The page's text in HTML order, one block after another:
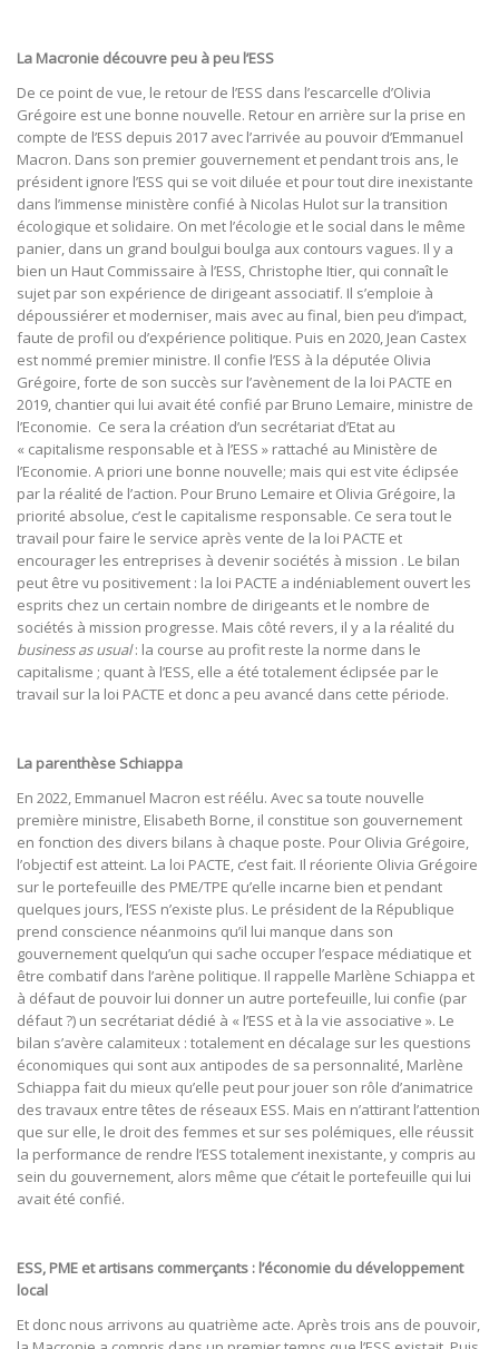
La Macronie découvre peu à peu l’ESS
De ce point de vue, le retour de l’ESS dans l’escarcelle d’Olivia
Grégoire est une bonne nouvelle. Retour en arrière sur la prise en
compte de l’ESS depuis 2017 avec l’arrivée au pouvoir d’Emmanuel
Macron. Dans son premier gouvernement et pendant trois ans, le
président ignore l’ESS qui se voit diluée et pour tout dire inexistante
dans l’immense ministère confié à Nicolas Hulot sur la transition
écologique et solidaire. On met l’écologie et le social dans le même
panier, dans un grand boulgui boulga aux contours vagues. Il y a
bien un Haut Commissaire à l’ESS, Christophe Itier, qui connaît le
sujet par son expérience de dirigeant associatif. Il s’emploie à
dépoussiérer et moderniser, mais avec au final, bien peu d’impact,
faute de profil ou d’expérience politique. Puis en 2020, Jean Castex
est nommé premier ministre. Il confie l’ESS à la députée Olivia
Grégoire, forte de son succès sur l’avènement de la loi PACTE en
2019, chantier qui lui avait été confié par Bruno Lemaire, ministre de
l’Economie. Ce sera la création d’un secrétariat d’Etat au
« capitalisme responsable et à l’ESS » rattaché au Ministère de
l’Economie. A priori une bonne nouvelle; mais qui est vite éclipsée
par la réalité de l’action. Pour Bruno Lemaire et Olivia Grégoire, la
priorité absolue, c’est le capitalisme responsable. Ce sera tout le
travail pour faire le service après vente de la loi PACTE et
encourager les entreprises à devenir sociétés à mission . Le bilan
peut être vu positivement : la loi PACTE a indéniablement ouvert les
esprits chez un certain nombre de dirigeants et le nombre de
sociétés à mission progresse. Mais côté revers, il y a la réalité du
business as usual: la course au profit reste la norme dans le
capitalisme ; quant à l’ESS, elle a été totalement éclipsée par le
travail sur la loi PACTE et donc a peu avancé dans cette période.
La parenthèse Schiappa
En 2022, Emmanuel Macron est réélu. Avec sa toute nouvelle
première ministre, Elisabeth Borne, il constitue son gouvernement
en fonction des divers bilans à chaque poste. Pour Olivia Grégoire,
l’objectif est atteint. La loi PACTE, c’est fait. Il réoriente Olivia Grégoire
sur le portefeuille des PME/TPE qu’elle incarne bien et pendant
quelques jours, l’ESS n’existe plus. Le président de la République
prend conscience néanmoins qu’il lui manque dans son
gouvernement quelqu’un qui sache occuper l’espace médiatique et
être combatif dans l’arène politique. Il rappelle Marlène Schiappa et
à défaut de pouvoir lui donner un autre portefeuille, lui confie (par
défaut ?) un secrétariat dédié à « l’ESS et à la vie associative ». Le
bilan s’avère calamiteux : totalement en décalage sur les questions
économiques qui sont aux antipodes de sa personnalité, Marlène
Schiappa fait du mieux qu’elle peut pour jouer son rôle d’animatrice
des travaux entre têtes de réseaux ESS. Mais en n’attirant l’attention
que sur elle, le droit des femmes et sur ses polémiques, elle réussit
la performance de rendre l’ESS totalement inexistante, y compris au
sein du gouvernement, alors même que c’était le portefeuille qui lui
avait été confié.
ESS, PME et artisans commerçants : l’économie du développement
local
Et donc nous arrivons au quatrième acte. Après trois ans de pouvoir,